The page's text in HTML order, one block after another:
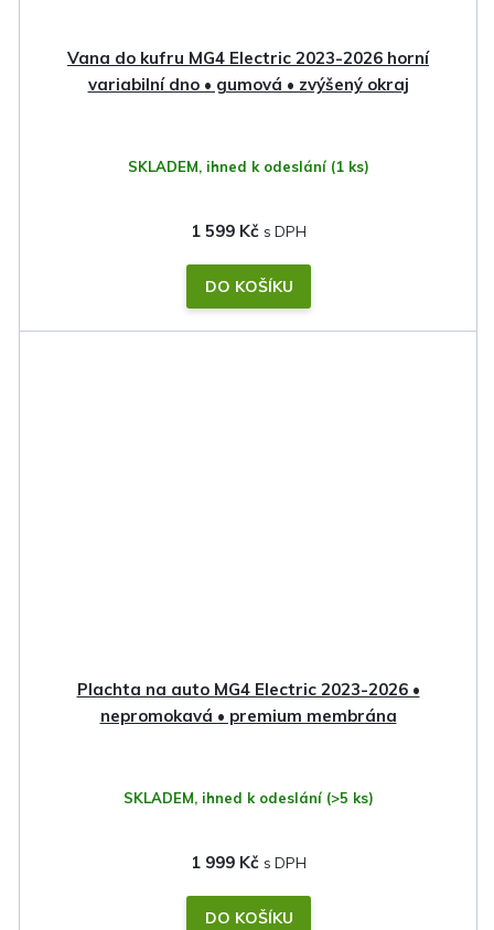
Vana do kufru MG4 Electric 2023-2026 horní
variabilní dno • gumová • zvýšený okraj
SKLADEM, ihned k odeslání (1 ks)
1 599 Kč
DO KOŠÍKU
Plachta na auto MG4 Electric 2023-2026 •
nepromokavá • premium membrána
SKLADEM, ihned k odeslání (>5 ks)
1 999 Kč
DO KOŠÍKU